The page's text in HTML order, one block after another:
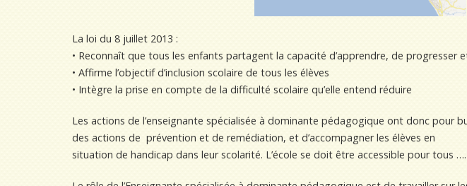
La loi du 8 juillet 2013 :
• Reconnaît que tous les enfants partagent la capacité d’apprendre, de progresser
• Affirme l’objectif d’inclusion scolaire de tous les élèves
• Intègre la prise en compte de la difficulté scolaire qu’elle entend réduire
Les actions de l’enseignante spécialisée à dominante pédagogique ont donc pour
des actions de prévention et de remédiation, et d’accompagner les élèves en
situation de handicap dans leur scolarité. L’école se doit être accessible pour tous ….